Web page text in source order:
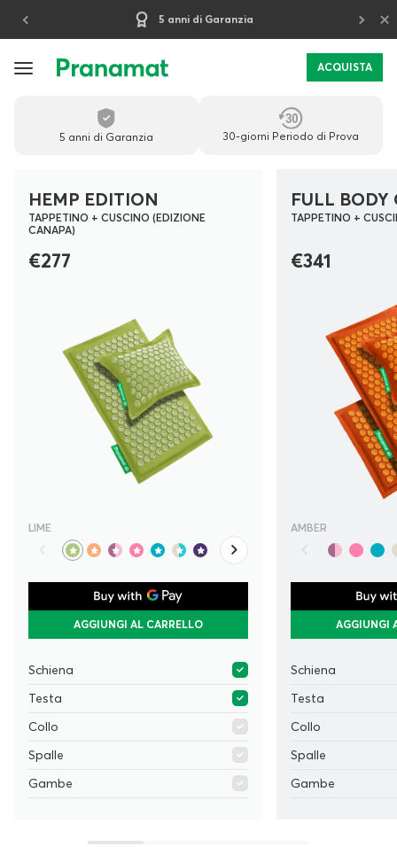
30-giorni Periodo di Prova ×
ACQUISTA
PRANAMAT
MASSAGGIO
PREMIUM
PER
RECUPERO
QUOTIDIANO
5 anni di Garanzia 30-giorni Periodo di Prova
HEMP EDITION
TAPPETINO + CUSCINO (EDIZIONE
CANAPA)
€277
LIME
AGGIUNGI AL CARRELLO
Schiena
Testa
Collo
Spalle
Gambe
FULL BODY
TAPPETINO +
€341
AMBER
AGGIUNGI
Schiena
Testa
Collo
Spalle
Gambe